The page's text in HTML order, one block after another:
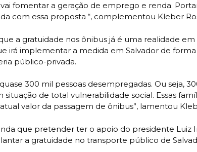
fomentar a geração de emprego e renda.
com essa proposta “, complementou Kleber
a gratuidade nos ônibus já é uma realidade em
irá implementar a medida em Salvador de
público-privada.
300 mil pessoas desempregadas. Ou seja,
situação de total vulnerabilidade social. Essas
valor da passagem de ônibus”, lamentou
que pretender ter o apoio do presidente Luiz
a gratuidade no transporte público de